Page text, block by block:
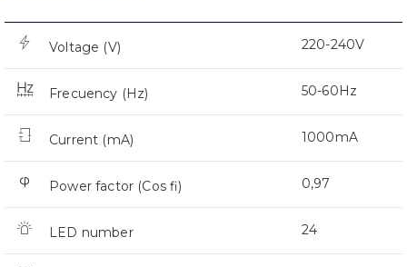
Voltage (V) 220-240V
Frecuency (Hz) 50-60Hz
Current (mA) 1000mA
Power factor (Cos fi) 0,97
LED number 24